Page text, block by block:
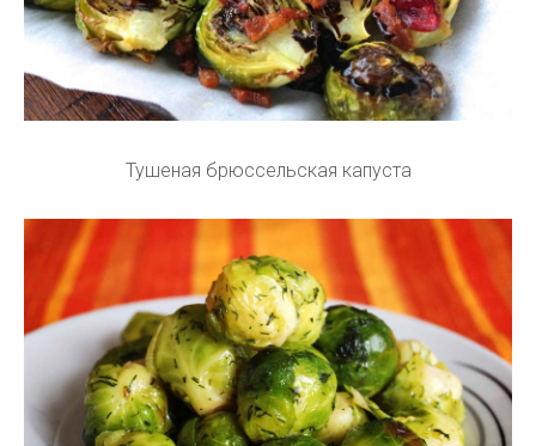
Тушеная брюссельская капуста